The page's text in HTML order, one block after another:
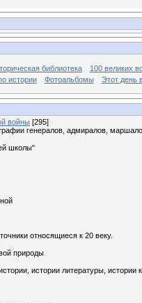
библиотека
100 великих
истории
Фотоальбомы Этот день
войны [295]
генералов, адмиралов,
школы"
относящиеся к 20 веку.
природы
истории литературы, истории